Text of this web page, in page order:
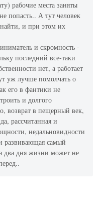
рабочие места заняты
попасть.. А тут человек
и при этом их
и скромность -
последний все-таки
нет, а работает
уж лучше помолчать о
его в фантики не
и долгого
возврат в пещерный век,
рассчитанная и
недальновидности
развивающая самый
два дня жизни может не